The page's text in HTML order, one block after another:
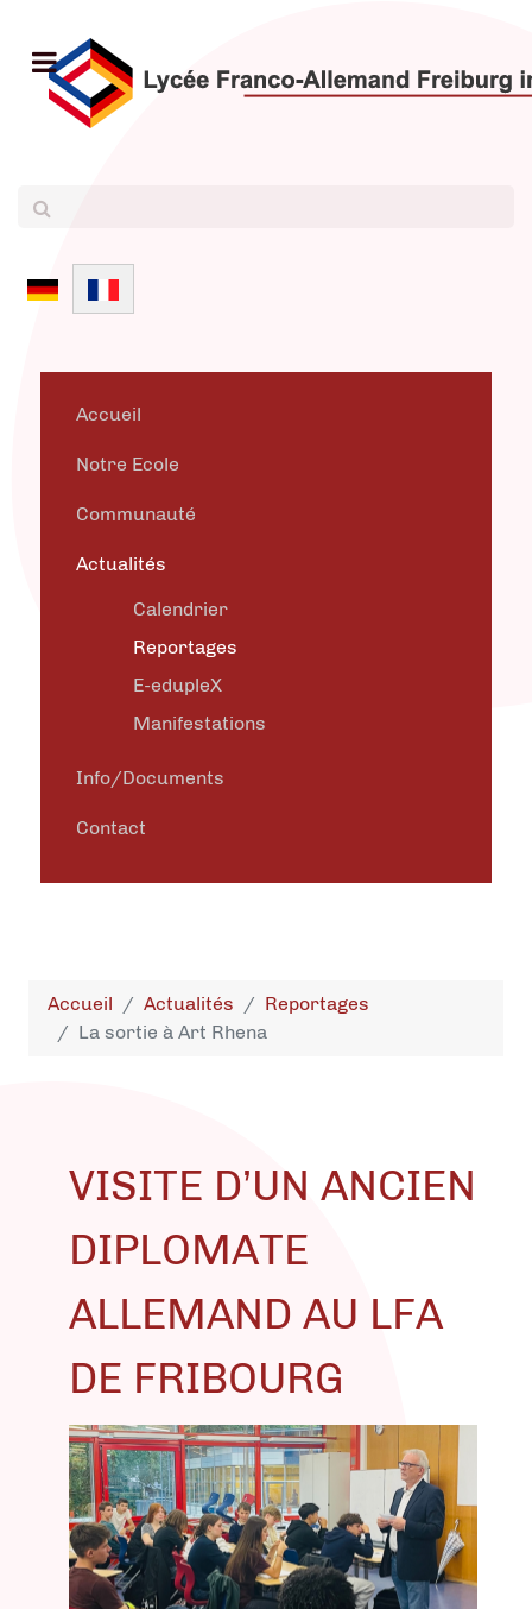
Sélectionnez votre langue
Accueil
Notre Ecole
Communauté
Actualités
Calendrier
Reportages
E-edupleX
Manifestations
Info/Documents
Contact
Accueil Actualités
Reportages
La sortie à Art Rhena
VISITE D’UN ANCIEN
DIPLOMATE
ALLEMAND AU LFA
DE FRIBOURG